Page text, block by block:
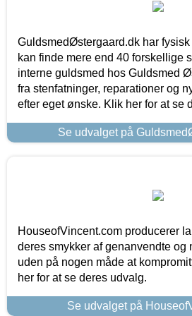
GuldsmedØstergaard.dk har
kan finde mere end 40 forskellige
interne guldsmed hos Guldsmed
fra stenfatninger, reparationer og
efter eget ønske. Klik her for at se
Se udvalget på
HouseofVincent.com producerer
deres smykker af genanvendte og
uden på nogen måde at
her for at se deres udvalg.
Se udvalget på